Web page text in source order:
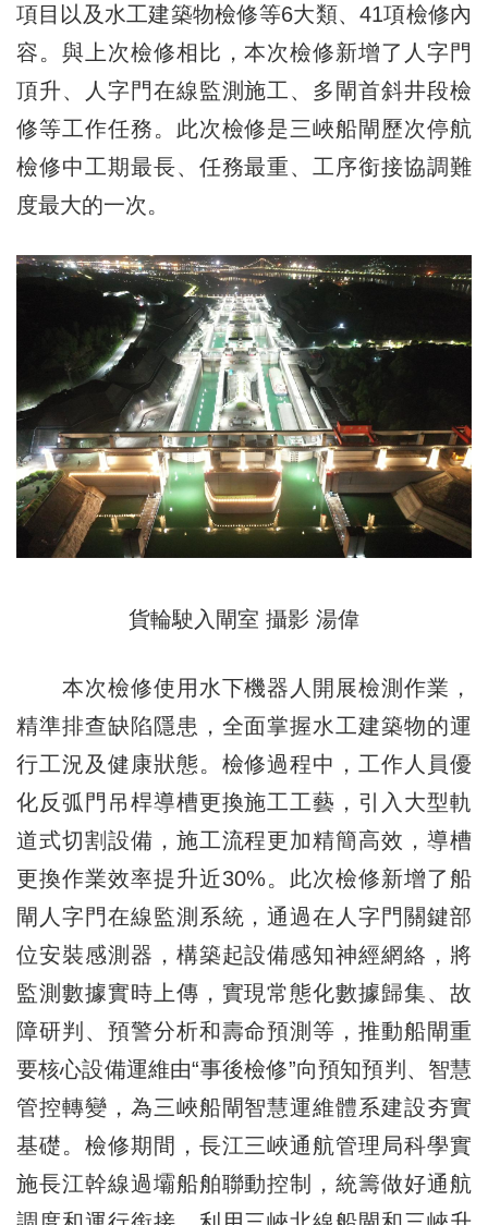
項目以及水工建築物檢修等6大類、41項檢修內
容。與上次檢修相比，本次檢修新增了人字門
頂升、人字門在線監測施工、多閘首斜井段檢
修等工作任務。此次檢修是三峽船閘歷次停航
檢修中工期最長、任務最重、工序銜接協調難
度最大的一次。
貨輪駛入閘室 攝影 湯偉
本次檢修使用水下機器人開展檢測作業，
精準排查缺陷隱患，全面掌握水工建築物的運
行工況及健康狀態。檢修過程中，工作人員優
化反弧門吊桿導槽更換施工工藝，引入大型軌
道式切割設備，施工流程更加精簡高效，導槽
更換作業效率提升近30%。此次檢修新增了船
閘人字門在線監測系統，通過在人字門關鍵部
位安裝感測器，構築起設備感知神經網絡，將
監測數據實時上傳，實現常態化數據歸集、故
障研判、預警分析和壽命預測等，推動船閘重
要核心設備運維由“事後檢修”向預知預判、智慧
管控轉變，為三峽船閘智慧運維體系建設夯實
基礎。檢修期間，長江三峽通航管理局科學實
施長江幹線過壩船舶聯動控制，統籌做好通航